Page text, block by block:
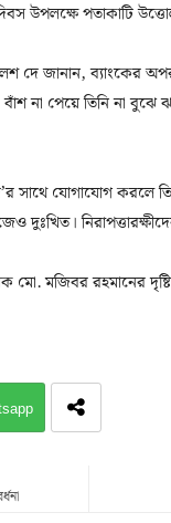
উপলক্ষে পতাকাটি
দে জানান, ব্যাংকের
না পেয়ে তিনি না বুঝে
সাথে যোগাযোগ করলে
মো. মজিবর রহমানের